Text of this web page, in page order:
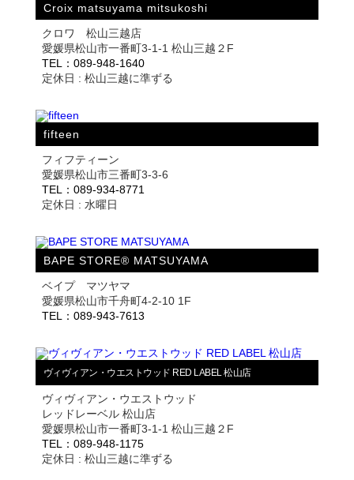
Croix matsuyama mitsukoshi
クロワ 松山三越店
愛媛県松山市一番町3-1-1 松山三越２F
TEL：089-948-1640
定休日 : 松山三越に準ずる
fifteen
フィフティーン
愛媛県松山市三番町3-3-6
TEL：089-934-8771
定休日 : 水曜日
BAPE STORE® MATSUYAMA
ベイプ マツヤマ
愛媛県松山市千舟町4-2-10 1F
TEL：089-943-7613
ヴィヴィアン・ウエストウッド RED LABEL 松山店
ヴィヴィアン・ウエストウッド
レッドレーベル 松山店
愛媛県松山市一番町3-1-1 松山三越２F
TEL：089-948-1175
定休日 : 松山三越に準ずる